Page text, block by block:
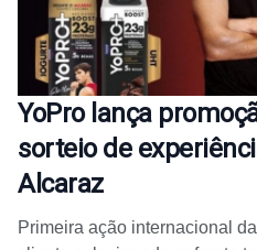
YoPro lança
sorteio de
Alcaraz
Primeira ação internacional